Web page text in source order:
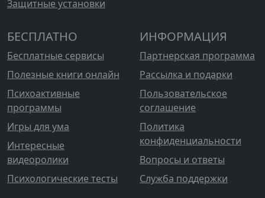
Защитные установки
БЕСПЛАТНО
Бесплатные сервисы
Полезные книги онлайн
Психоактивные
программы
Игры для ума
Интересные
видеоролики
Психологические тесты
ИНФОРМАЦИЯ
Партнерская программа
Рассылка и подарки
Пользовательское
соглашение
Политика
конфиденциальности
Вопросы и ответы
Служба поддержки